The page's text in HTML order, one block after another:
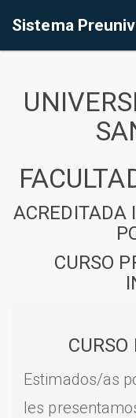
Sistema
ACREDITADA
CURSO
CURSO
Estimados/as
les